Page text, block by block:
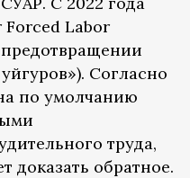
Labor
Согласно
по умолчанию
труда,
доказать обратное.